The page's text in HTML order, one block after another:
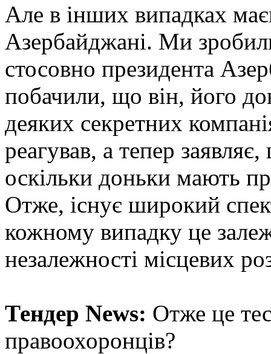
Але в інших випадках
Азербайджані. Ми
стосовно президента
побачили, що він, його
деяких секретних
реагував, а тепер
оскільки доньки мають
Отже, існує широкий
кожному випадку це
незалежності місцевих
Тендер News: Отже це
правоохоронців?